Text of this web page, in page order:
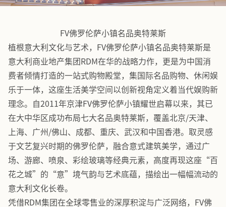
FV佛罗伦萨小镇名品奥特莱斯
植根意大利文化与艺术，FV佛罗伦萨小镇名品奥特莱斯是
意大利商业地产集团RDM在华的战略力作，更是为中国消
费者倾情打造的一站式购物殿堂，集国际名品购物、休闲娱
乐于一体，这座生活美学空间以创新视角定义着当代娱购新
理念。自2011年京津FV佛罗伦萨小镇耀世启幕以来，其已
在大中华区成功布局七大名品奥特莱斯，覆盖北京/天津、
上海、广州/佛山、成都、重庆、武汉和中国香港。取灵感
于文艺复兴时期的佛罗伦萨，融合意式建筑美学，通过广
场、游廊、喷泉、彩绘玻璃等经典元素，高度再现这座“百
花之城”的“意”境气韵与艺术底蕴，描绘出一幅幅流动的
意大利文化长卷。
凭借RDM集团在全球零售业的深厚积淀与广泛网络，FV佛